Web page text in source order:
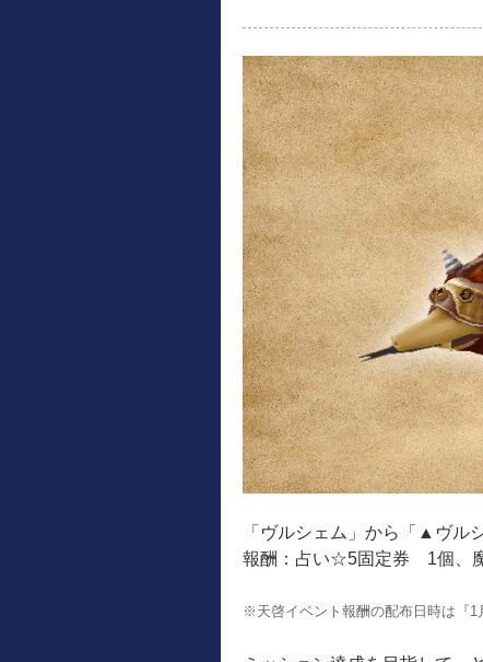
「ヴルシェム」から「▲ヴル
報酬：占い☆5固定券 1個、
※天啓イベント報酬の配布日時は『1